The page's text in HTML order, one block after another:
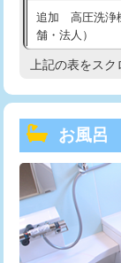
追加 高圧洗浄
舗・法人）
高度高圧洗浄換
トーラー機使用/
追加トーラー機
カメラ調査
桝清掃
上記の表をス
お風呂